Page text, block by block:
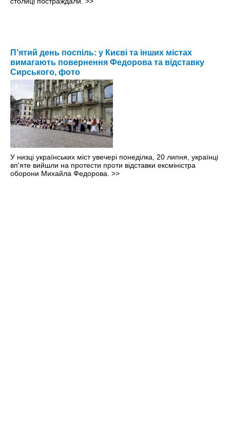
П’ятий день поспіль: у Києві та інших містах
вимагають повернення Федорова та відставку
Сирського, фото
У низці українських міст увечері понеділка, 20 липня, українці
вп'яте вийшли на протести проти відставки ексміністра
оборони Михайла Федорова. >>